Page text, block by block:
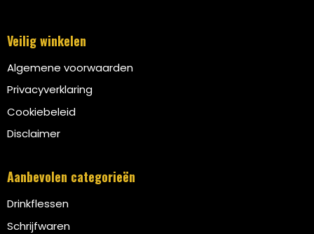
Veilig winkelen
Algemene voorwaarden
Privacyverklaring
Cookiebeleid
Disclaimer
Aanbevolen categorieën
Drinkflessen
Schrijfwaren